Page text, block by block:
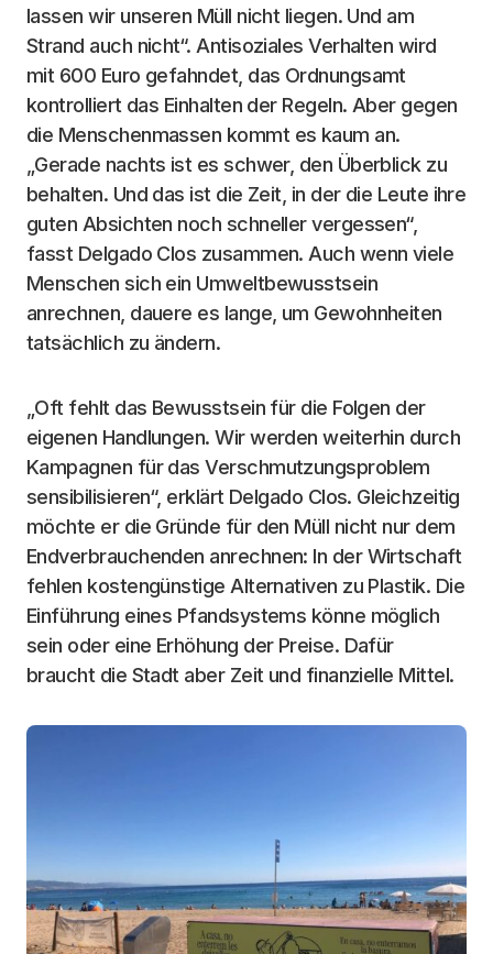
lassen wir unseren Müll nicht liegen. Und am
Strand auch nicht“. Antisoziales Verhalten wird
mit 600 Euro gefahndet, das Ordnungsamt
kontrolliert das Einhalten der Regeln. Aber gegen
die Menschenmassen kommt es kaum an.
„Gerade nachts ist es schwer, den Überblick zu
behalten. Und das ist die Zeit, in der die Leute ihre
guten Absichten noch schneller vergessen“,
fasst Delgado Clos zusammen. Auch wenn viele
Menschen sich ein Umweltbewusstsein
anrechnen, dauere es lange, um Gewohnheiten
tatsächlich zu ändern.
„Oft fehlt das Bewusstsein für die Folgen der
eigenen Handlungen. Wir werden weiterhin durch
Kampagnen für das Verschmutzungsproblem
sensibilisieren“, erklärt Delgado Clos. Gleichzeitig
möchte er die Gründe für den Müll nicht nur dem
Endverbrauchenden anrechnen: In der Wirtschaft
fehlen kostengünstige Alternativen zu Plastik. Die
Einführung eines Pfandsystems könne möglich
sein oder eine Erhöhung der Preise. Dafür
braucht die Stadt aber Zeit und finanzielle Mittel.